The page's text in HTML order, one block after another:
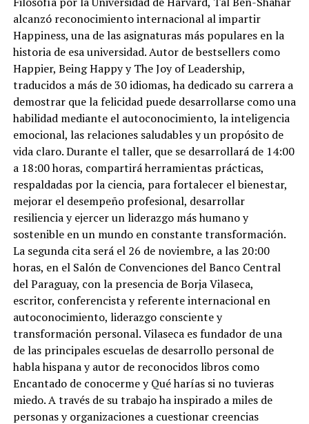
alcanzó reconocimiento internacional al impartir
Happiness, una de las asignaturas más populares en la
historia de esa universidad. Autor de bestsellers como
Happier, Being Happy y The Joy of Leadership,
traducidos a más de 30 idiomas, ha dedicado su carrera a
demostrar que la felicidad puede desarrollarse como una
habilidad mediante el autoconocimiento, la inteligencia
emocional, las relaciones saludables y un propósito de
vida claro. Durante el taller, que se desarrollará de 14:00
a 18:00 horas, compartirá herramientas prácticas,
respaldadas por la ciencia, para fortalecer el bienestar,
mejorar el desempeño profesional, desarrollar
resiliencia y ejercer un liderazgo más humano y
sostenible en un mundo en constante transformación.
La segunda cita será el 26 de noviembre, a las 20:00
horas, en el Salón de Convenciones del Banco Central
del Paraguay, con la presencia de Borja Vilaseca,
escritor, conferencista y referente internacional en
autoconocimiento, liderazgo consciente y
transformación personal. Vilaseca es fundador de una
de las principales escuelas de desarrollo personal de
habla hispana y autor de reconocidos libros como
Encantado de conocerme y Qué harías si no tuvieras
miedo. A través de su trabajo ha inspirado a miles de
personas y organizaciones a cuestionar creencias